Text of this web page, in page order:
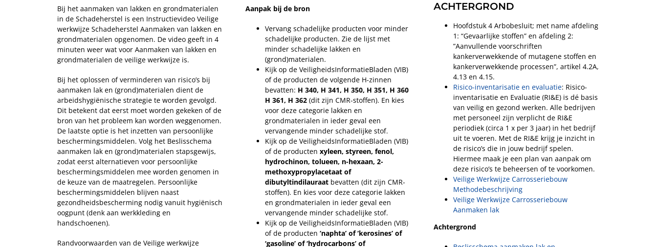
Bij het aanmaken van lakken en grondmaterialen
in de Schadeherstel is een Instructievideo Veilige
werkwijze Schadeherstel Aanmaken van lakken en
grondmaterialen opgenomen. De video geeft in 4
minuten weer wat voor Aanmaken van lakken en
grondmaterialen de veilige werkwijze is.
Bij het oplossen of verminderen van risico’s bij
aanmaken lak en (grond)materialen dient de
arbeidshygiënische strategie te worden gevolgd.
Dit betekent dat eerst moet worden gekeken of de
bron van het probleem kan worden weggenomen.
De laatste optie is het inzetten van persoonlijke
beschermingsmiddelen. Volg het Beslisschema
aanmaken lak en (grond)materialen stapsgewijs,
zodat eerst alternatieven voor persoonlijke
beschermingsmiddelen mee worden genomen in
de keuze van de maatregelen. Persoonlijke
beschermingsmiddelen blijven naast
gezondheidsbescherming nodig vanuit hygiënisch
oogpunt (denk aan werkkleding en
handschoenen).
Randvoorwaarden van de Veilige werkwijze
Aanpak bij de bron
Vervang schadelijke producten voor minder
schadelijke producten. Zie de lijst met
minder schadelijke lakken en
(grond)materialen.
Kijk op de VeiligheidsInformatieBladen (VIB)
of de producten de volgende H-zinnen
bevatten: H 340, H 341, H 350, H 351, H 360
H 361, H 362(dit zijn CMR-stoffen). En kies
voor deze categorie lakken en
grondmaterialen in ieder geval een
vervangende minder schadelijke stof.
Kijk op de VeiligheidsInformatieBladen (VIB)
of de producten xyleen, styreen, fenol,
hydrochinon, tolueen, n-hexaan, 2-
methoxypropylacetaat of
dibutyltindilauraatbevatten (dit zijn CMR-
stoffen). En kies voor deze categorie lakken
en grondmaterialen in ieder geval een
vervangende minder schadelijke stof.
Kijk op de VeiligheidsInformatieBladen (VIB)
of de producten ‘naphta’ of ‘kerosines’ of
‘gasoline’ of ‘hydrocarbons’ of
ACHTERGROND
Hoofdstuk 4 Arbobesluit; met name afdeling
1: “Gevaarlijke stoffen” en afdeling 2:
”Aanvullende voorschriften
kankerverwekkende of mutagene stoffen en
kankerverwekkende processen”, artikel 4.2A,
4.13 en 4.15.
Risico-inventarisatie en evaluatie: Risico-
inventarisatie en Evaluatie (RI&E) is dé basis
van veilig en gezond werken. Alle bedrijven
met personeel zijn verplicht de RI&E
periodiek (circa 1 x per 3 jaar) in het bedrijf
uit te voeren. Met de RI&E krijg je inzicht in
de risico’s die in jouw bedrijf spelen.
Hiermee maak je een plan van aanpak om
deze risico’s te beheersen of te voorkomen.
Veilige Werkwijze Carrosseriebouw
Methodebeschrijving
Veilige Werkwijze Carrosseriebouw
Aanmaken lak
Achtergrond